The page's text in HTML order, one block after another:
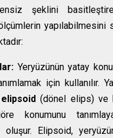
şeklini
yapılabilmesini
Yeryüzünün yatay
için kullanılır.
elipsoid (dönel elips) ve
konumunu
oluşur. Elipsoid,